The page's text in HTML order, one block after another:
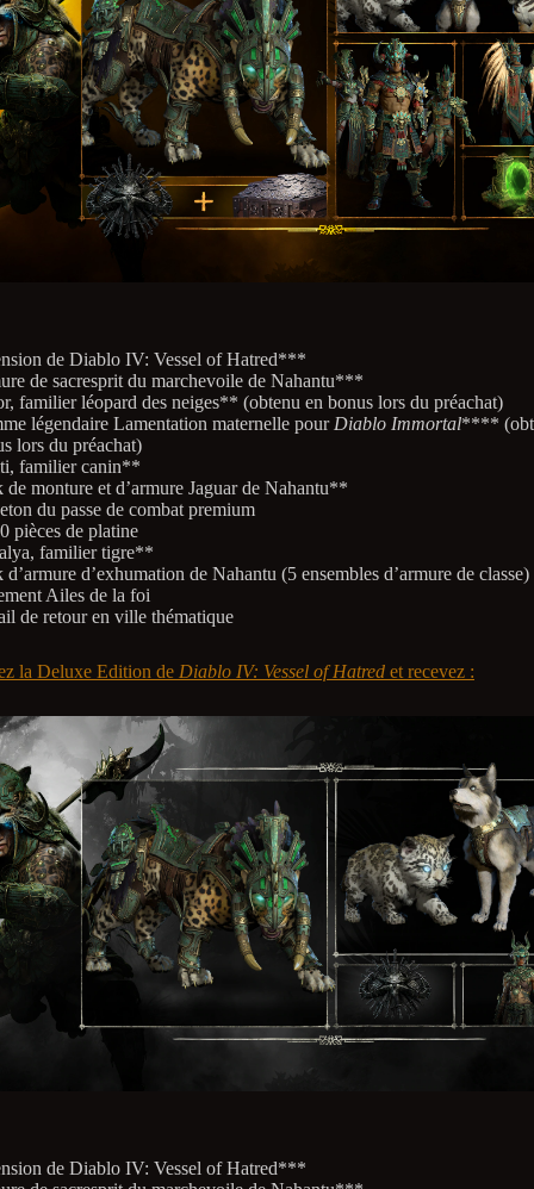
de Diablo IV: Vessel of Hatred***
de sacresprit du marchevoile de Nahantu***
familier léopard des neiges** (obtenu en bonus lors du préachat)
légendaire Lamentation maternelle pour Diablo Immortal****
lors du préachat)
familier canin**
de monture et d’armure Jaguar de Nahantu**
du passe de combat premium
pièces de platine
familier tigre**
d’armure d’exhumation de Nahantu (5 ensembles d’armure de classe)
Ailes de la foi
de retour en ville thématique
la Deluxe Edition de Diablo IV: Vessel of Hatred et recevez :
de Diablo IV: Vessel of Hatred***